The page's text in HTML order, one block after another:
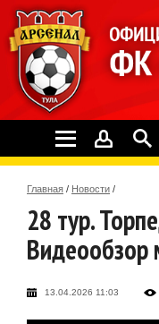
Главная / Новости /
28 тур.
Видеообзор
13.04.2026 11:03